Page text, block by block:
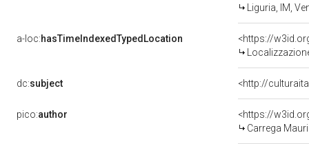
Liguria, IM,
a-loc:hasTimeIndexedTypedLocation
<https://
dc:subject <http://
pico:author
<https://
Carrega